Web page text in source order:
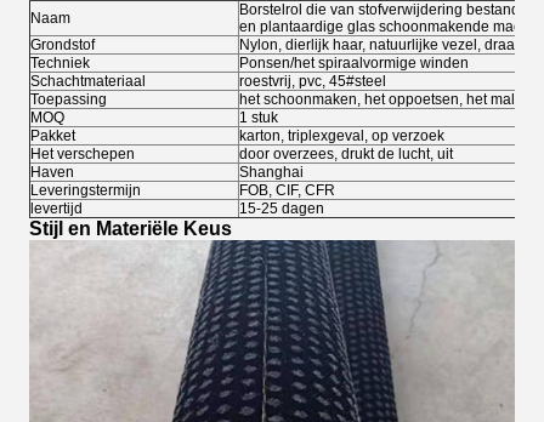
Naam
Borstelrol die van stofverwijdering bestand
en plantaardige glas schoonmakende
Grondstof
Nylon, dierlijk haar, natuurlijke vezel, draad
Techniek
Ponsen/het spiraalvormige winden
Schachtmateriaal
roestvrij, pvc, 45#steel
Toepassing
het schoonmaken, het oppoetsen, het malen,
MOQ
1 stuk
Pakket
karton, triplexgeval, op verzoek
Het verschepen
door overzees, drukt de lucht, uit
Haven
Shanghai
Leveringstermijn
FOB, CIF, CFR
levertijd
15-25 dagen
Stijl en Materiële Keus